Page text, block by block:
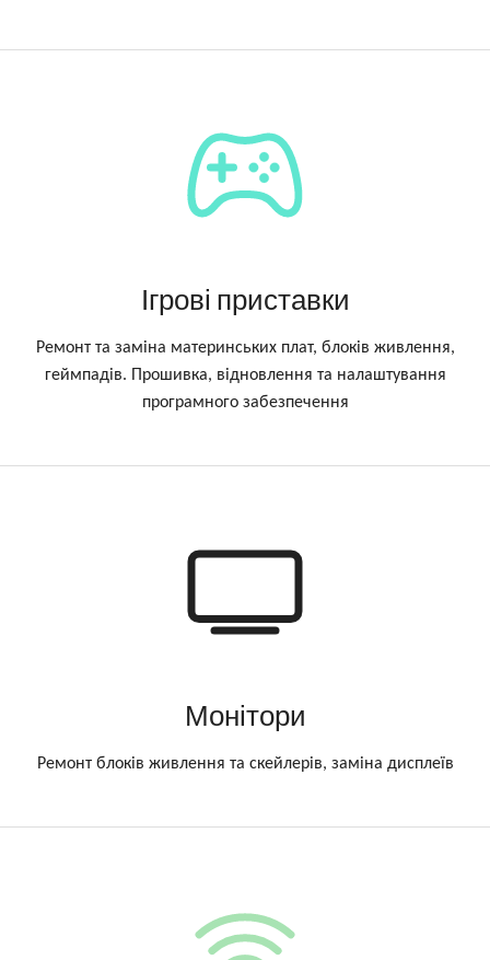
Ігрові приставки
Ремонт та заміна материнських плат, блоків живлення,
геймпадів. Прошивка, відновлення та налаштування
програмного забезпечення
Монітори
Ремонт блоків живлення та скейлерів, заміна дисплеїв